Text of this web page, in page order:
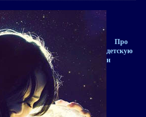
Про
детскую
и